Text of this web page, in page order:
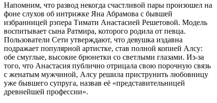
Напомним, что развод некогда счастливой пары произошел на
фоне слухов об интрижке Яна Абрамова с бывшей
избранницей рэпера Тимати Анастасией Решетовой. Модель
воспитывает сына Ратмира, которого родила от певца.
Пользователи Сети утверждают, что девушка издавна
подражает популярной артистке, став полной копией Алсу:
обе смуглые, высокие брюнетки со светлыми глазами. Из-за
того, что Анастасия публично отрицала свою порочную связь
с женатым мужчиной, Алсу решила приструнить любовницу
уже бывшего супруга, назвав её «представительницей
древнейшей профессии».